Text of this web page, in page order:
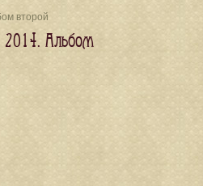
второй
2014. Альбом